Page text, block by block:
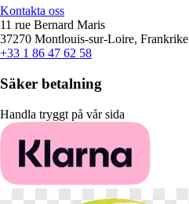
Kontakta oss
11 rue Bernard Maris
37270 Montlouis-sur-Loire, Frankrike
+33 1 86 47 62 58
Säker betalning
Handla tryggt på vår sida